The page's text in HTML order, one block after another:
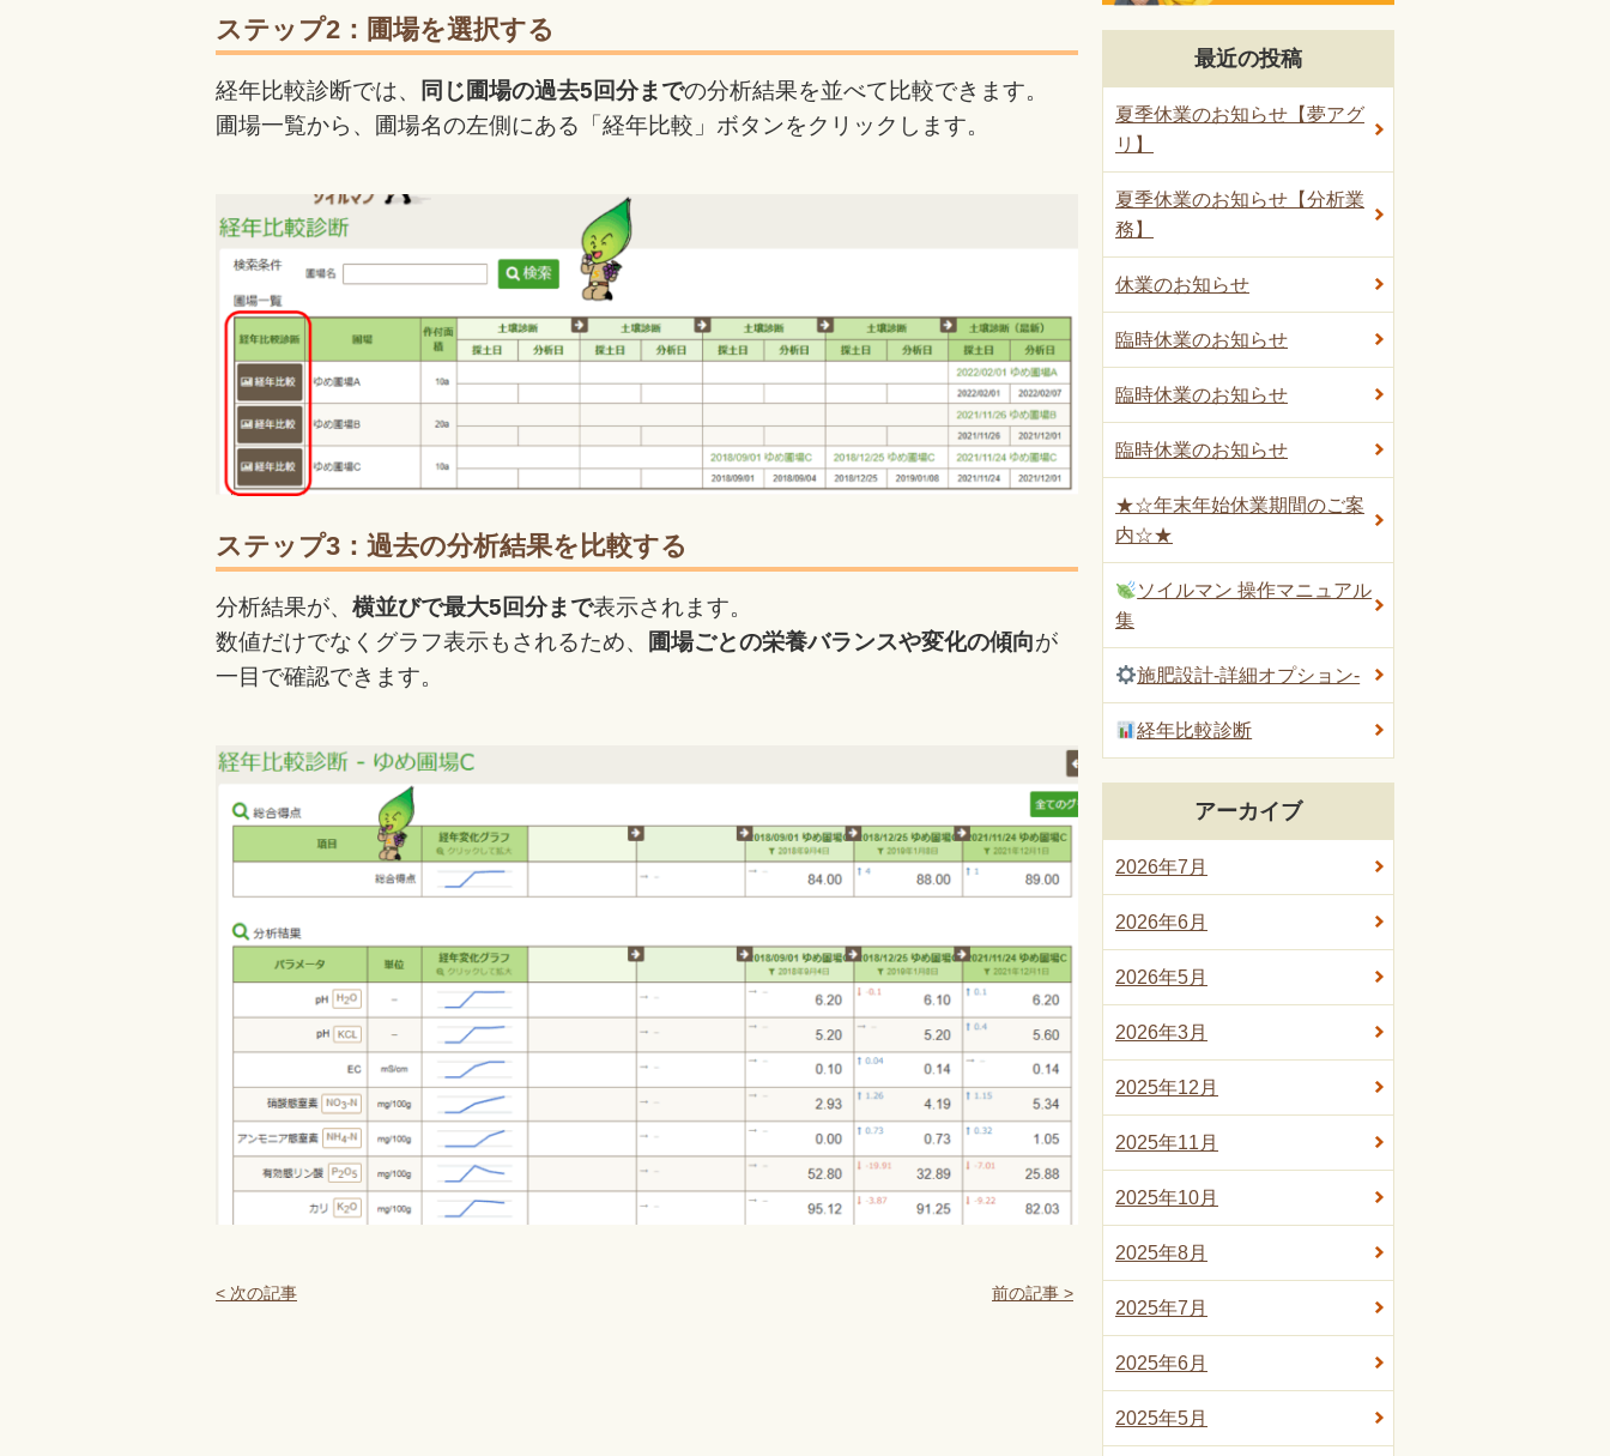
ステップ2：圃場を選択する
経年比較診断では、 同じ圃場の過去5回分までの分析結果を並べて比較できます。
圃場一覧から、圃場名の左側にある「経年比較」ボタンをクリックします。
ステップ3：過去の分析結果を比較する
分析結果が、 横並びで最大5回分まで表示されます。
数値だけでなくグラフ表示もされるため、
圃場ごとの栄養バランスや変化の傾向が
一目で確認できます。
< 次の記事 前の記事 >
最近の投稿
夏季休業のお知らせ【夢アグ
リ】
夏季休業のお知らせ【分析業
務】
休業のお知らせ
臨時休業のお知らせ
臨時休業のお知らせ
臨時休業のお知らせ
★☆年末年始休業期間のご案
内☆★
ソイルマン 操作マニュアル
集
施肥設計-詳細オプション-
経年比較診断
アーカイブ
2026年7月
2026年6月
2026年5月
2026年3月
2025年12月
2025年11月
2025年10月
2025年8月
2025年7月
2025年6月
2025年5月